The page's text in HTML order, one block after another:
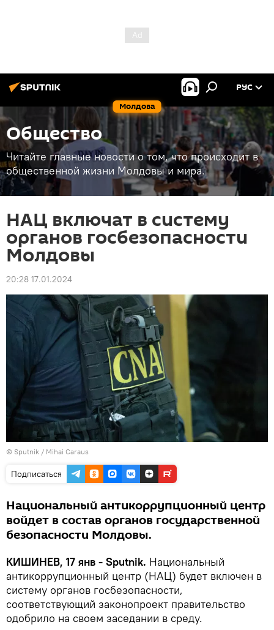
Молдова
РУС
Общество
Читайте главные новости о том, что происходит в
общественной жизни Молдовы и мира.
НАЦ включат в систему
органов госбезопасности
Молдовы
20:28 17.01.2024
© Sputnik / Mihai Caraus
Подписаться
Национальный антикоррупционный центр
войдет в состав органов государственной
безопасности Молдовы.
КИШИНЕВ, 17 янв - Sputnik. Национальный
антикоррупционный центр (НАЦ) будет включен в
систему органов госбезопасности,
соответствующий законопроект правительство
одобрило на своем заседании в среду.